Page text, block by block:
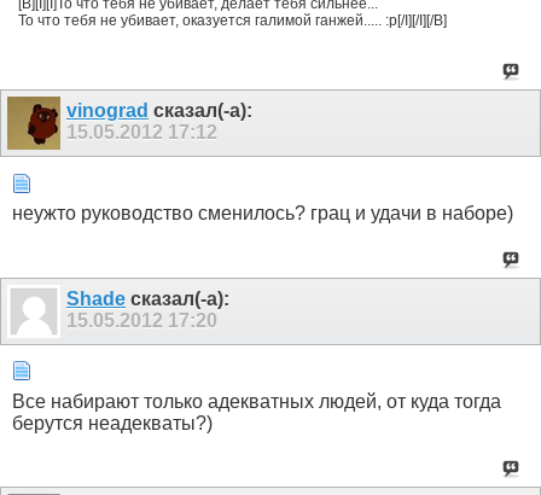
[B][I][I]То что тебя не убивает, делает тебя сильнее...
То что тебя не убивает, оказуется галимой ганжей..... :p[/I][/I][/B]
vinograd сказал(-а):
15.05.2012 17:12
неужто руководство сменилось? грац и удачи в наборе)
Shade сказал(-а):
15.05.2012 17:20
Все набирают только адекватных людей, от куда тогда
берутся неадекваты?)